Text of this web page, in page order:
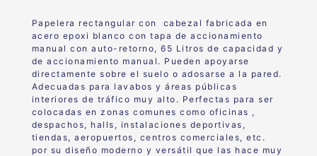
Papelera rectangular con cabezal fabricada en
acero epoxi blanco con tapa de accionamiento
manual con auto-retorno, 65 Litros de capacidad y
de accionamiento manual. Pueden apoyarse
directamente sobre el suelo o adosarse a la pared.
Adecuadas para lavabos y áreas públicas
interiores de tráfico muy alto. Perfectas para ser
colocadas en zonas comunes como oficinas ,
despachos, halls, instalaciones deportivas,
tiendas, aeropuertos, centros comerciales, etc.
por su diseño moderno y versátil que las hace muy